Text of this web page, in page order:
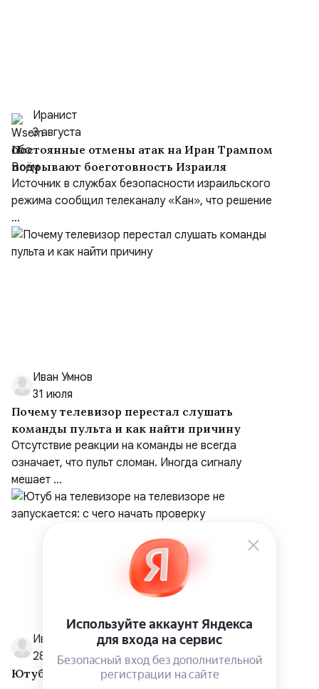
Иранист
3 августа
Постоянные отмены атак на Иран Трампом
подрывают боеготовность Израиля
Источник в службах безопасности израильского
режима сообщил телеканалу «Кан», что решение
...
Иван Умнов
31 июля
Почему телевизор перестал слушать
команды пульта и как найти причину
Отсутствие реакции на команды не всегда
означает, что пульт сломан. Иногда сигналу
мешает ...
Иван Умнов
28 июля
Ютуб на телевизоре на телевизоре не